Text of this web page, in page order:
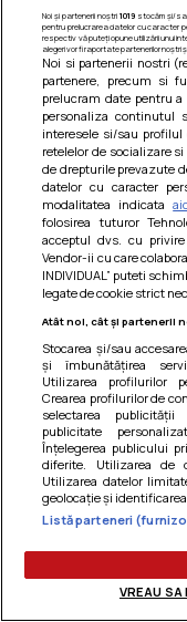
Parola:
Termeni si
Noi și partenerii noștri 1019stocăm și/
pentru prelucrarea datelor cu caracter
respectiv vă puteți opune utilizării unui
alegeri vor fi raportate partenerilor noștri
Noi si partenerii nostri
partenere, precum si
prelucram date pentru
personaliza continutul
interesele si/sau
retelelor de socializare
de drepturile prevazute
datelor cu caracter
modalitatea indicata
folosirea tuturor
acceptul dvs. cu
Vendor-ii cu care
INDIVIDUAL” puteti
legate de cookie strict
Atât noi, cât și partenerii
Stocarea și/sau
și îmbunătățirea
Utilizarea profilurilor
Crearea profilurilor de
selectarea
publicitate
Înțelegerea publicului
diferite. Utilizarea de
Utilizarea datelor
geolocație și
Listă parteneri
VREAU SA